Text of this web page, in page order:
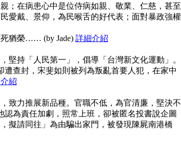
；在病患心中是位侍病如親、敬業、仁慈，甚至
愛戴、景仰，為民喉舌的好代表；面對暴政強權
猶榮…… (by Jade) 詳細介紹
堅持「人民第一」，倡導「台灣新文化運動」。
查封，宋斐如則被列為叛亂首要人犯，在家中
紹
致力推展新品種。官職不低，為官清廉，堅決不
為責任加劇，照常上班，卻被匿名投書說企圖
擬請同往」為由騙出家門，被發現陳屍南港橋